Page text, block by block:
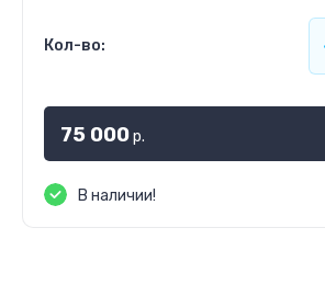
Кол-во:
75 000р.
В наличии!